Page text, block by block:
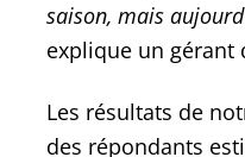
saison, mais
explique un gérant
Les résultats de
des répondants